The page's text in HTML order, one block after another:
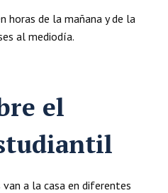
el
a la casa en diferentes
horas de la mañana y de la
al mediodía.